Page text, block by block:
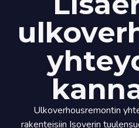
Ulkoverhousremontin
rakenteisiin Isoverin